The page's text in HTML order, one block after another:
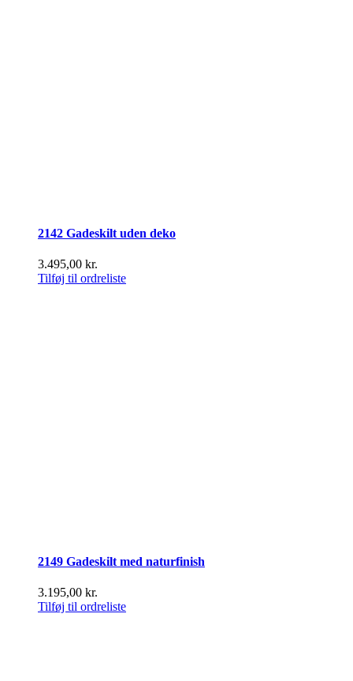
2142 Gadeskilt uden deko
3.495,00 kr.
Tilføj til ordreliste
2149 Gadeskilt med naturfinish
3.195,00 kr.
Tilføj til ordreliste